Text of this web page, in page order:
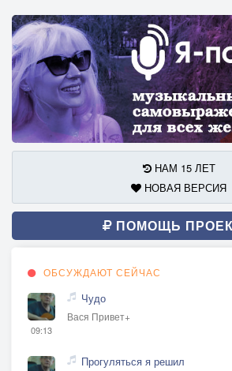
НАМ 15 ЛЕТ
НОВАЯ ВЕРСИЯ
ПОМОЩЬ
ОБСУЖДАЮТ СЕЙЧАС
09:13
Чудо
Вася Привет+
Прогуляться я решил